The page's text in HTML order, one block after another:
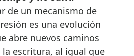
de un mecanismo de
es una evolución
abre nuevos caminos
escritura, al igual que